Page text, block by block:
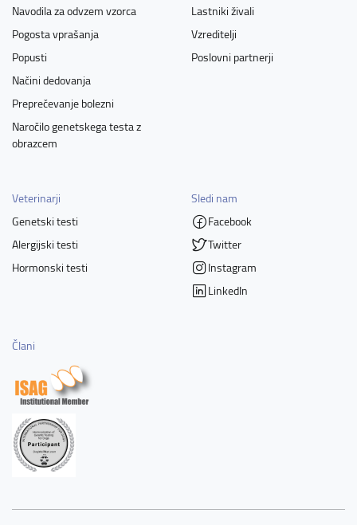
Navodila za odvzem vzorca
Pogosta vprašanja
Popusti
Načini dedovanja
Preprečevanje bolezni
Naročilo genetskega testa z
obrazcem
Lastniki živali
Vzreditelji
Poslovni partnerji
Veterinarji
Genetski testi
Alergijski testi
Hormonski testi
Sledi nam
Facebook
Twitter
Instagram
LinkedIn
Člani